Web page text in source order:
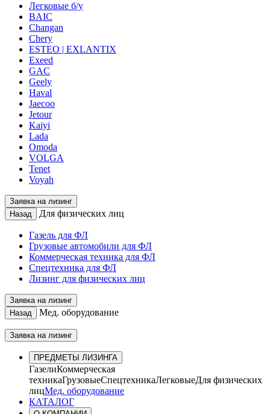
Легковые б/у
BAIC
Changan
Chery
ESTEO | EXLANTIX
Exeed
GAC
Geely
Haval
Jaecoo
Jetour
Kaiyi
Lada
Omoda
VOLGA
Tenet
Voyah
Заявка на лизинг
Назад
Для физических лиц
Газель для ФЛ
Грузовые автомобили для ФЛ
Коммерческая техника для ФЛ
Спецтехника для ФЛ
Лизинг для физических лиц
Заявка на лизинг
Назад
Мед. оборудование
Заявка на лизинг
ПРЕДМЕТЫ ЛИЗИНГА
ГазелиКоммерческая
техникаГрузовыеСпецтехникаЛегковыеДля физических
лицМед. оборудование
КАТАЛОГ